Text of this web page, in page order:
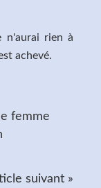
n'aurai rien à
achevé.
suivant »